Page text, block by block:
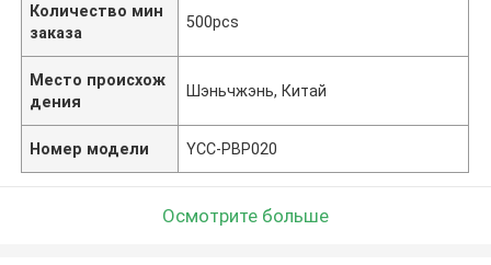
Количество мин
заказа
500pcs
Место происхож
дения
Шэньчжэнь, Китай
Номер модели YCC-PBP020
Осмотрите больше